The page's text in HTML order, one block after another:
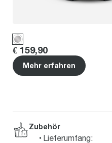
Price:
€ 159,90
Mehr erfahren
Zubehör
Lieferumfang: